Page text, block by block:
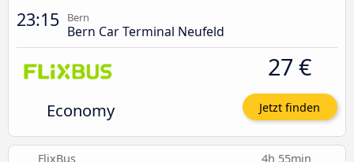
23:15 Bern
Bern Car Terminal Neufeld
Economy
27 €
Jetzt finden
FlixBus 4h 55min